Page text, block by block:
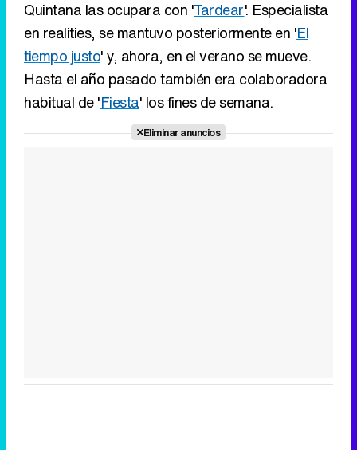
Quintana las ocupara con 'Tardear'. Especialista
en realities, se mantuvo posteriormente en 'El
tiempo justo' y, ahora, en el verano se mueve.
Hasta el año pasado también era colaboradora
habitual de 'Fiesta' los fines de semana.
Eliminar anuncios